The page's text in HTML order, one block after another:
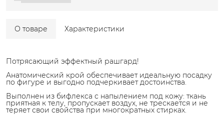
О товаре Характеристики
Потрясающий эффектный рашгард!
Анатомический крой обеспечивает идеальную посадку
по фигуре и выгодно подчеркивает достоинства.
Выполнен из бифлекса с напылением под кожу: ткань
приятная к телу, пропускает воздух, не трескается и не
теряет свои свойства при многократных стирках.